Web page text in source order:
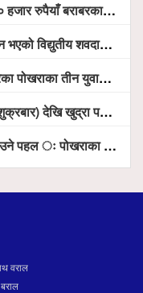
शैक्षिक सामग्री हस्तान्तरण
सकेन, तत्काल संचालन गर्न स्थानियको माग
सहितको टोलीको साहसिक उद्धार
वितरण हुने, स्टोर नगर्न आग्रह
राजदूतबीच सहकार्य विस्तारको संकेत
वराल